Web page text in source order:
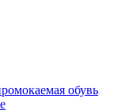
обувь